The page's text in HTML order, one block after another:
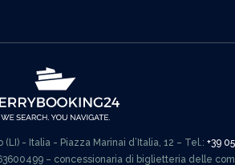
- Italia - Piazza Marinai d’Italia, 12 – Tel.: +39
– concessionaria di biglietteria delle